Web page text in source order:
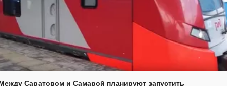
Саратовом и Самарой планируют запустить